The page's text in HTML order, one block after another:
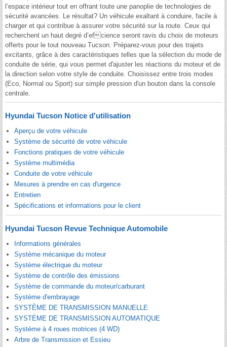
l’espace intérieur tout en offrant toute une panoplie de technologies de
sécurité avancées. Le résultat? Un véhicule exaltant à conduire, facile à
charger et qui contribue à assurer votre sécurité sur la route. Ceux qui
recherchent un haut degré d’efcience seront ravis du choix de moteurs
offerts pour le tout nouveau Tucson. Préparez-vous pour des trajets
excitants, grâce à des caractéristiques telles que la sélection du mode de
conduite de série, qui vous permet d'ajuster les réactions du moteur et de
la direction selon votre style de conduite. Choisissez entre trois modes
(Eco, Normal ou Sport) sur simple pression d'un bouton dans la console
centrale.
Hyundai Tucson Notice d'utilisation
Aperçu de votre véhicule
Système de sécurité de votre véhicule
Fonctions pratiques de votre véhicule
Système multimédia
Conduite de votre véhicule
Mesures à prendre en cas d'urgence
Entretien
Spécifications et informations pour le client
Hyundai Tucson Revue Technique Automobile
Informations générales
Système mécanique du moteur
Système électrique du moteur
Système de contrôle des émissions
Système de commande du moteur/carburant
Système d'embrayage
SYSTÈME DE TRANSMISSION MANUELLE
SYSTÈME DE TRANSMISSION AUTOMATIQUE
Système à 4 roues motrices (4 WD)
Arbre de Transmission et Essieu